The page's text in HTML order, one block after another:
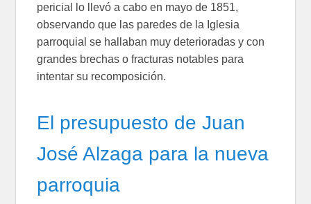
pericial lo llevó a cabo en mayo de 1851,
observando que las paredes de la Iglesia
parroquial se hallaban muy deterioradas y con
grandes brechas o fracturas notables para
intentar su recomposición.
El presupuesto de Juan
José Alzaga para la nueva
parroquia